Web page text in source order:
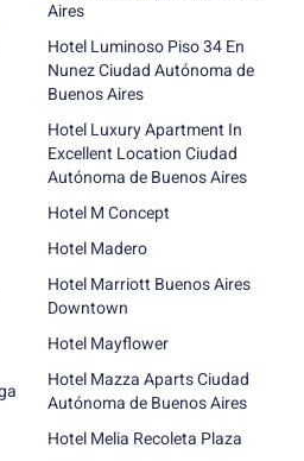
Aires
Hotel Luminoso Piso 34 En
Nunez Ciudad Autónoma de
Buenos Aires
Hotel Luxury Apartment In
Excellent Location Ciudad
Autónoma de Buenos Aires
Hotel M Concept
Hotel Madero
Hotel Marriott Buenos Aires
Downtown
Hotel Mayflower
Hotel Mazza Aparts Ciudad
Autónoma de Buenos Aires
Hotel Melia Recoleta Plaza